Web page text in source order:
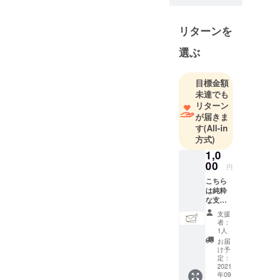
リターンを
選ぶ
目標金額
未達でも
リターン
が届きま
す(All-in
方式)
1,0
00 円
こちら
は純粋
な支援
のお願
いで
す。 温
かい支
援のお
気持ち
を頂戴
して 炭
支援
者：
1人
お届
け予
定：
2021
年09